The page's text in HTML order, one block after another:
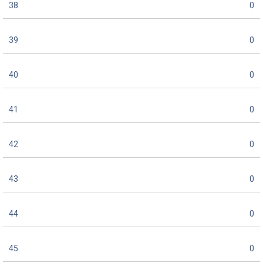
38 0
39 0
40 0
41 0
42 0
43 0
44 0
45 0